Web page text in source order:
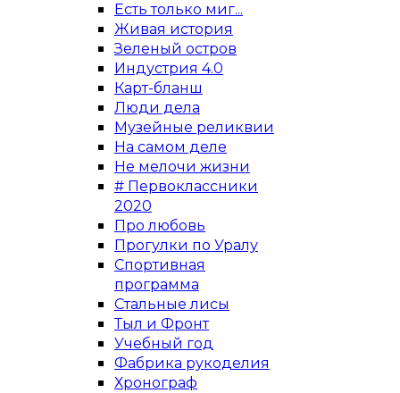
Есть только миг...
Живая история
Зеленый остров
Индустрия 4.0
Карт-бланш
Люди дела
Музейные реликвии
На самом деле
Не мелочи жизни
# Первоклассники
2020
Про любовь
Прогулки по Уралу
Спортивная
программа
Стальные лисы
Тыл и Фронт
Учебный год
Фабрика рукоделия
Хронограф